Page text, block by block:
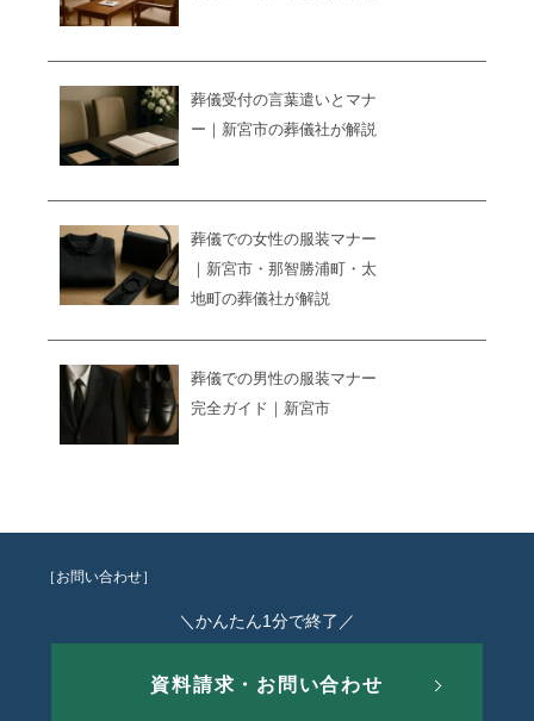
葬儀受付の言葉遣いとマナ
ー｜新宮市の葬儀社が解説
葬儀での女性の服装マナー
｜新宮市・那智勝浦町・太
地町の葬儀社が解説
葬儀での男性の服装マナー
完全ガイド｜新宮市
［お問い合わせ］
＼かんたん1分で終了／
資料請求・お問い合わせ